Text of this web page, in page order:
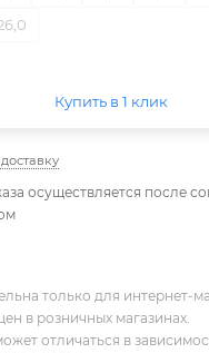
Купить в 1 клик
осуществляется после
только для интернет-
в розничных магазинах.
отличаться в